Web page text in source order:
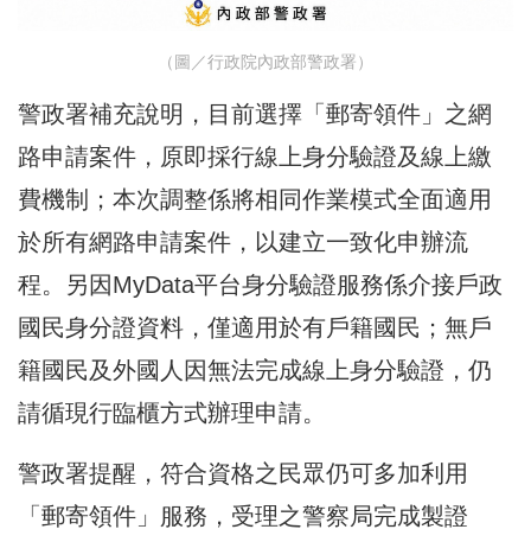
（圖／行政院內政部警政署）
警政署補充說明，目前選擇「郵寄領件」之網
路申請案件，原即採行線上身分驗證及線上繳
費機制；本次調整係將相同作業模式全面適用
於所有網路申請案件，以建立一致化申辦流
程。另因MyData平台身分驗證服務係介接戶政
國民身分證資料，僅適用於有戶籍國民；無戶
籍國民及外國人因無法完成線上身分驗證，仍
請循現行臨櫃方式辦理申請。
警政署提醒，符合資格之民眾仍可多加利用
「郵寄領件」服務，受理之警察局完成製證